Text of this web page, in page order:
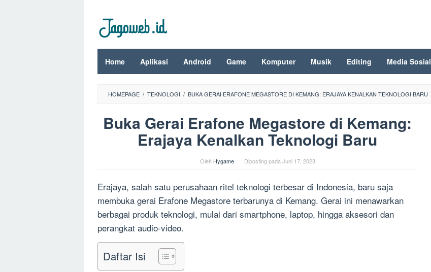
konten
Home Aplikasi Android Game Komputer Musik Editing Media Sosial
HOMEPAGE / TEKNOLOGI / BUKA GERAI ERAFONE MEGASTORE DI KEMANG: ERAJAYA KENALKAN TEKNOLOGI BARU
Buka Gerai Erafone Megastore di Kemang:
Erajaya Kenalkan Teknologi Baru
Oleh Hygame Diposting pada Juni 17, 2023
Erajaya, salah satu perusahaan ritel teknologi terbesar di Indonesia, baru saja
membuka gerai Erafone Megastore terbarunya di Kemang. Gerai ini menawarkan
berbagai produk teknologi, mulai dari smartphone, laptop, hingga aksesori dan
perangkat audio-video.
Daftar Isi